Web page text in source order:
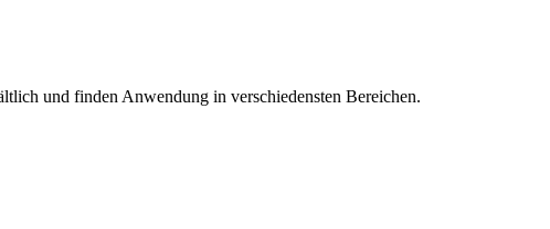
und finden Anwendung in verschiedensten Bereichen.